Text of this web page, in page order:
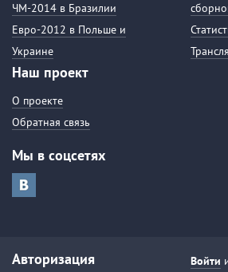
ЧМ-2014 в Бразилии
Евро-2012 в Польше и
Украине
Наш проект
О проекте
Обратная связь
Мы в соцсетях
Авторизация Войти